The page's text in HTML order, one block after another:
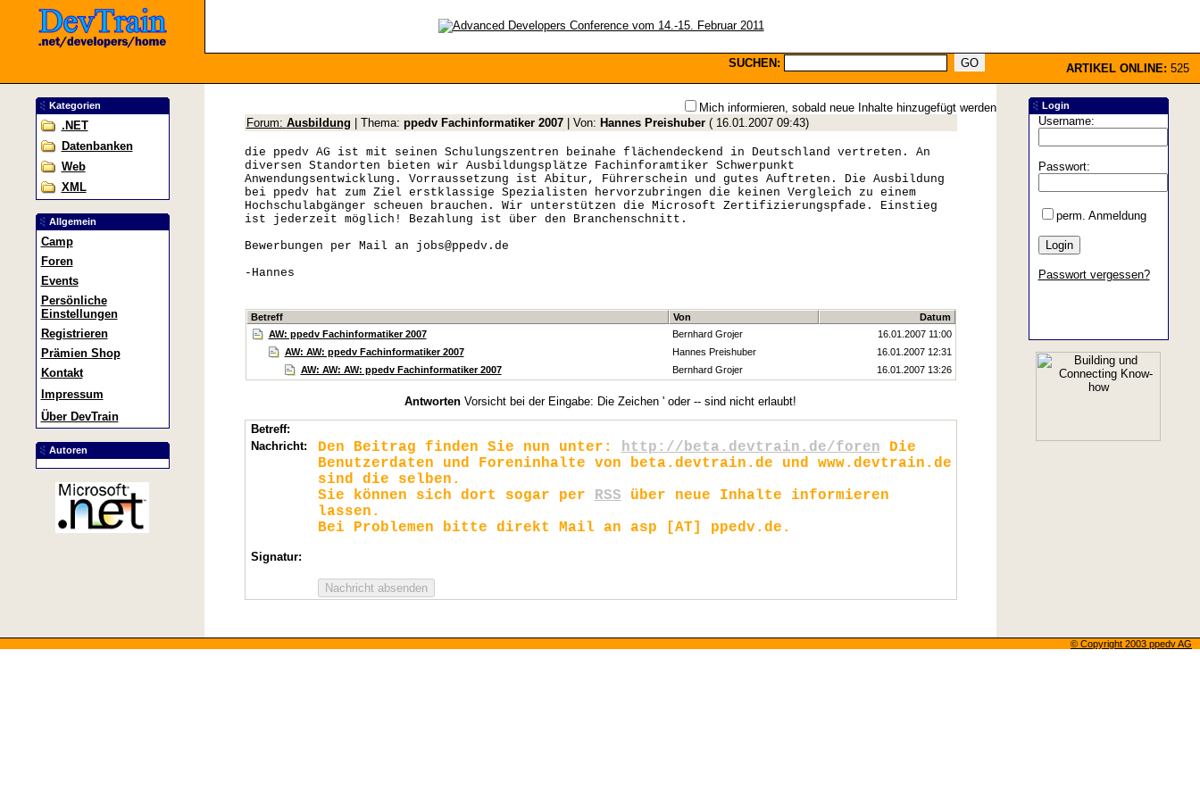
SUCHEN: ARTIKEL ONLINE: 525
Kategorien
.NET
Datenbanken
Web
XML
Allgemein
Camp
Foren
Events
Persönliche
Einstellungen
Registrieren
Prämien Shop
Kontakt
Impressum
Über DevTrain
Autoren
Mich informieren, sobald neue Inhalte hinzugefügt werden
Forum: Ausbildung | Thema: ppedv Fachinformatiker 2007 | Von: Hannes Preishuber( 16.01.2007 09:43)
die ppedv AG ist mit seinen Schulungszentren beinahe flächendeckend in Deutschland vertreten. An
diversen Standorten bieten wir Ausbildungsplätze Fachinforamtiker Schwerpunkt
Anwendungsentwicklung. Vorraussetzung ist Abitur, Führerschein und gutes Auftreten. Die Ausbildung
bei ppedv hat zum Ziel erstklassige Spezialisten hervorzubringen die keinen Vergleich zu einem
Hochschulabgänger scheuen brauchen. Wir unterstützen die Microsoft Zertifizierungspfade. Einstieg
ist jederzeit möglich! Bezahlung ist über den Branchenschnitt.
Bewerbungen per Mail an jobs@ppedv.de
-Hannes
Betreff Von
Datum
AW: ppedv Fachinformatiker 2007
Bernhard Grojer
16.01.2007 11:00
AW: AW: ppedv Fachinformatiker 2007
Hannes Preishuber
16.01.2007 12:31
AW: AW: AW: ppedv Fachinformatiker 2007
Bernhard Grojer 16.01.2007 13:26
Antworten Vorsicht bei der Eingabe: Die Zeichen ' oder -- sind nicht erlaubt!
Betreff:
Nachricht:
Den Beitrag finden Sie nun unter: http://beta.devtrain.de/foren Die
Benutzerdaten und Foreninhalte von beta.devtrain.de und www.devtrain.de
sind die selben.
Sie können sich dort sogar per RSS über neue Inhalte informieren
lassen.
Bei Problemen bitte direkt Mail an asp [AT] ppedv.de.
Signatur:
Login
Username:
Passwort:
perm. Anmeldung
Passwort vergessen?
© Copyright 2003 ppedv AG